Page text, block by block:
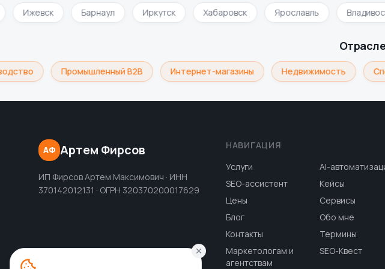
Ижевск Барнаул Иркутск Хабаровск Ярославль
Промышленный B2B Интернет-магазины Недвижимость
АФ Артем Фирсов
ИП Фирсов Артем Максимович · ИНН
370142012131 · ОГРН 320370200017629
НАВИГАЦИЯ
Услуги
AI-
SEO-ассистент
Кейсы
Цены
Сервисы
Блог
Обо мне
Контакты
Термины
Маркетологам и
агентствам
SEO-Квест